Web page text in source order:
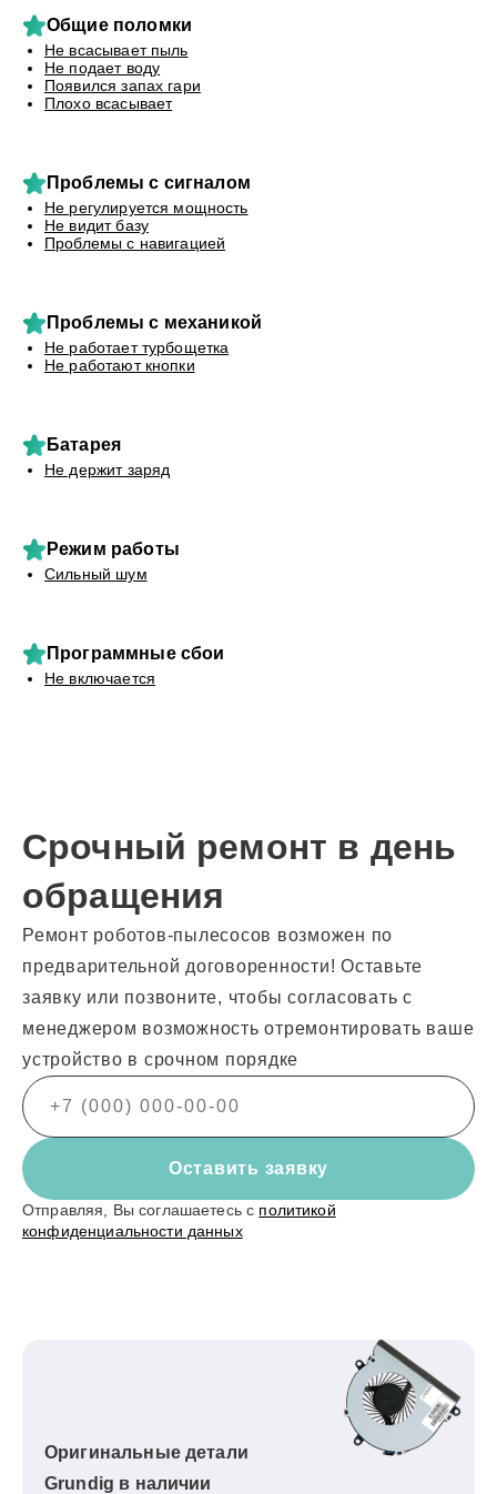
Общие поломки
Не всасывает пыль
Не подает воду
Появился запах гари
Плохо всасывает
Проблемы с сигналом
Не регулируется мощность
Не видит базу
Проблемы с навигацией
Проблемы с механикой
Не работает турбощетка
Не работают кнопки
Батарея
Не держит заряд
Режим работы
Сильный шум
Программные сбои
Не включается
Срочный ремонт в день
обращения
Ремонт роботов-пылесосов возможен по
предварительной договоренности! Оставьте
заявку или позвоните, чтобы согласовать с
менеджером возможность отремонтировать ваше
устройство в срочном порядке
Оставить заявку
Отправляя, Вы соглашаетесь с политикой
конфиденциальности данных
Оригинальные детали
Grundig в наличии